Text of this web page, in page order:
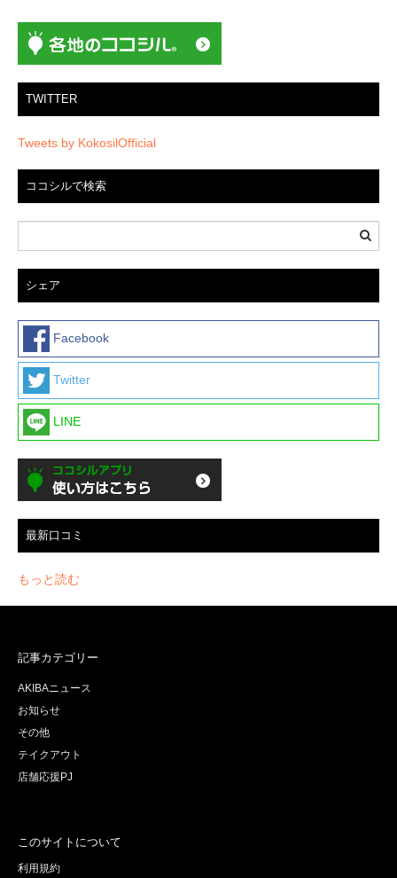
TWITTER
Tweets by KokosilOfficial
ココシルで検索
シェア
Facebook
Twitter
LINE
最新口コミ
もっと読む
記事カテゴリー
AKIBAニュース
お知らせ
その他
テイクアウト
店舗応援PJ
このサイトについて
利用規約